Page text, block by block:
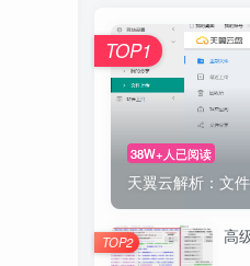
38W+人已阅读
天翼云解析：文
TOP1
高
TOP2
38W+人已阅读
天翼云解析：文
TOP1
高
TOP2